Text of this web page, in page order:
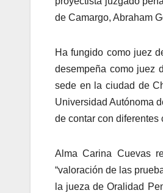
de Camargo, Abraham
Ha fungido como juez
desempeña como juez
sede en la ciudad de
Universidad Autónoma
de contar con diferentes
Alma Carina Cuevas
“valoración de las
la jueza de Oralidad